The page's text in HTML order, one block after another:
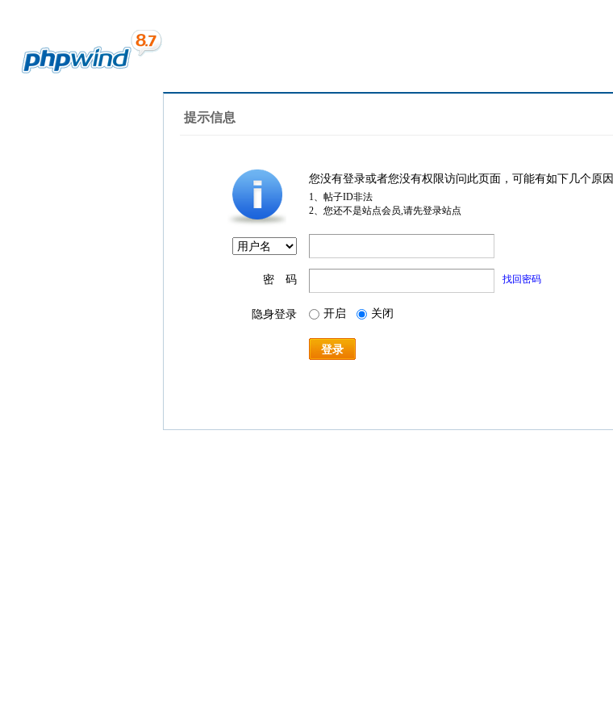
提示信息
您没有登录或者您没有权限访问此页面，可能有如下几个原因
1、帖子ID非法
2、您还不是站点会员,请先登录站点
密 码 找回密码
隐身登录 开启 关闭
登录